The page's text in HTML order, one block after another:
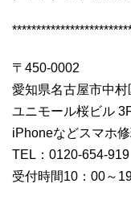
〒450-0002
愛知県名古屋市中
ユニモール桜ビル
iPhoneなどスマホ
TEL：0120-654-
受付時間10：00～